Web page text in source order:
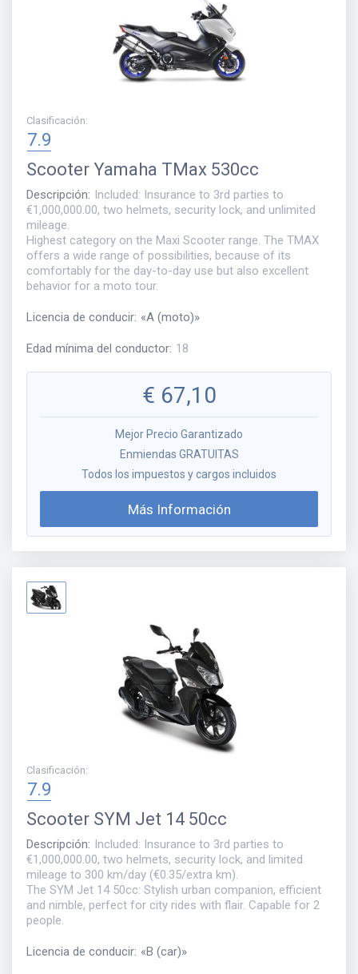
Clasificación:
7.9
Scooter Yamaha TMax 530cc
Descripción: Included: Insurance to 3rd parties to
€1,000,000.00, two helmets, security lock, and unlimited
mileage.
Highest category on the Maxi Scooter range. The TMAX
offers a wide range of possibilities, because of its
comfortably for the day-to-day use but also excellent
behavior for a moto tour.
Licencia de conducir: «A (moto)»
Edad mínima del conductor: 18
€ 67,10
Mejor Precio Garantizado
Enmiendas GRATUITAS
Todos los impuestos y cargos incluidos
Más Información
Clasificación:
7.9
Scooter SYM Jet 14 50cc
Descripción: Included: Insurance to 3rd parties to
€1,000,000.00, two helmets, security lock, and limited
mileage to 300 km/day (€0.35/extra km).
The SYM Jet 14 50cc: Stylish urban companion, efficient
and nimble, perfect for city rides with flair. Capable for 2
people.
Licencia de conducir: «B (car)»